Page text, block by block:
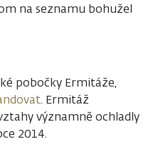
na seznamu bohužel
pobočky Ermitáže,
. Ermitáž
významně ochladly
2014.